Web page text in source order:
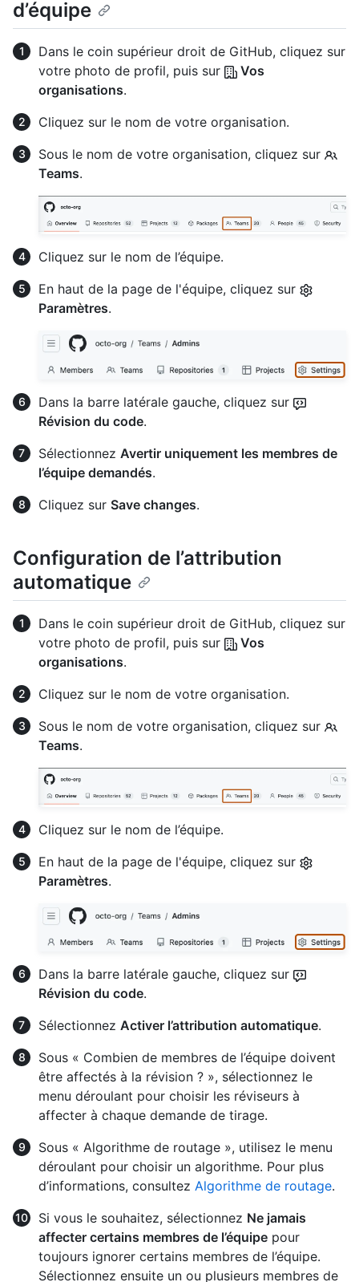
d’équipe
Dans le coin supérieur droit de GitHub, cliquez sur
votre photo de profil, puis sur
Vos
organisations.
Cliquez sur le nom de votre organisation.
Sous le nom de votre organisation, cliquez sur
Teams.
Cliquez sur le nom de l’équipe.
En haut de la page de l'équipe, cliquez sur
Paramètres.
Dans la barre latérale gauche, cliquez sur
Révision du code.
Sélectionnez Avertir uniquement les membres de
l’équipe demandés.
Cliquez sur Save changes.
Configuration de l’attribution
automatique
Dans le coin supérieur droit de GitHub, cliquez sur
votre photo de profil, puis sur
Vos
organisations.
Cliquez sur le nom de votre organisation.
Sous le nom de votre organisation, cliquez sur
Teams.
Cliquez sur le nom de l’équipe.
En haut de la page de l'équipe, cliquez sur
Paramètres.
Dans la barre latérale gauche, cliquez sur
Révision du code.
Sélectionnez Activer l’attribution automatique.
Sous « Combien de membres de l’équipe doivent
être affectés à la révision ? », sélectionnez le
menu déroulant pour choisir les réviseurs à
affecter à chaque demande de tirage.
Sous « Algorithme de routage », utilisez le menu
déroulant pour choisir un algorithme. Pour plus
d’informations, consultez Algorithme de routage.
Si vous le souhaitez, sélectionnez Ne jamais
affecter certains membres de l’équipe pour
toujours ignorer certains membres de l’équipe.
Sélectionnez ensuite un ou plusieurs membres de